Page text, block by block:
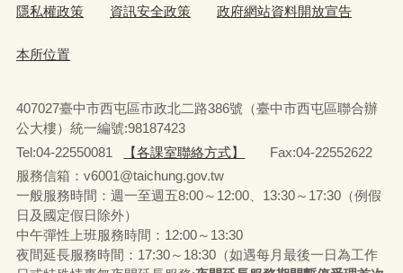
隱私權政策 資訊安全政策 政府網站資料開放宣告
本所位置
407027臺中市西屯區市政北二路386號（臺中市西屯區聯合辦
公大樓）統一編號:98187423
Tel:04-22550081
【各課室聯絡方式】
Fax:04-22552622
服務信箱：v6001@taichung.gov.tw
一般服務時間：週一至週五8:00～12:00、13:30～17:30（例假
日及國定假日除外）
中午彈性上班服務時間：12:00～13:30
夜間延長服務時間：17:30～18:30（如遇每月最後一日為工作